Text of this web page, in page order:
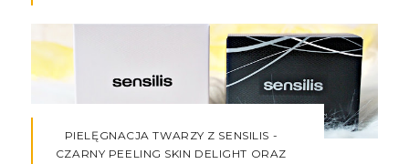
PIELĘGNACJA TWARZY Z SENSILIS -
CZARNY PEELING SKIN DELIGHT ORAZ